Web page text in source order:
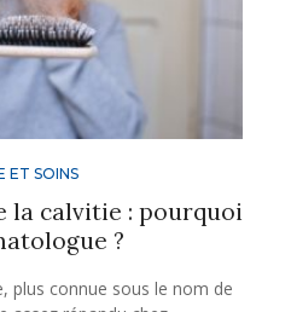
ET SOINS
la calvitie : pourquoi
?
plus connue sous le nom de